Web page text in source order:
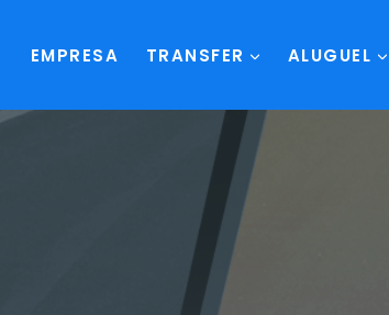
EMPRESA TRANSFER ALUGUEL